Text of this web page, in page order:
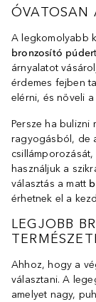
ÓVATOSAN
A legkomolyabb
bronzosító púder
árnyalatot
érdemes fejben
elérni, és növeli
Persze ha bulizni
ragyogásból, de
használjuk a
választás a matt
érhetnek el a
LEGJOBB
Ahhoz, hogy a
választani. A
amelyet nagy,